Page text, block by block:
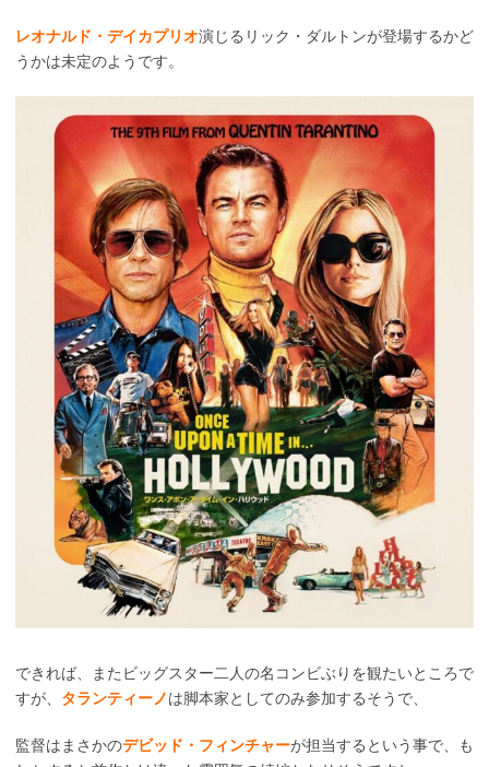
レオナルド・デイカプリオ演じるリック・ダルトンが登場するかど
うかは未定のようです。
できれば、またビッグスター二人の名コンビぶりを観たいところで
すが、 タランティーノは脚本家としてのみ参加するそうで、
監督はまさかのデビッド・フィンチャーが担当するという事で、も